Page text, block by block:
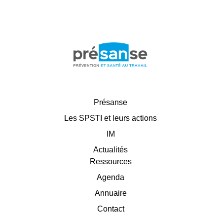
Présanse
Les SPSTI et leurs actions
IM
Actualités
Ressources
Agenda
Annuaire
Contact